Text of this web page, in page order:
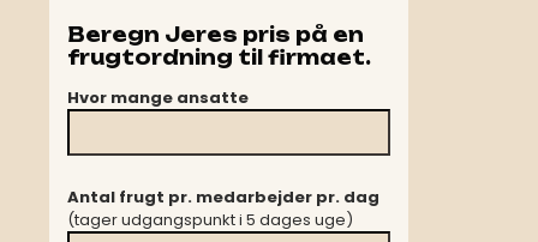
Beregn Jeres pris på en
frugtordning til firmaet.
Hvor mange ansatte
Antal frugt pr. medarbejder pr. dag
(tager udgangspunkt i 5 dages uge)